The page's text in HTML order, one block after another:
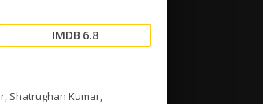
6.8
Shatrughan Kumar,